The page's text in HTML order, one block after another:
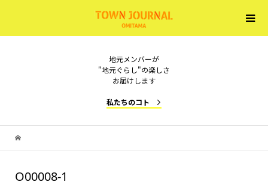
地元メンバーが
"地元ぐらし"の楽しさ
お届けします
私たちのコト
O00008-1